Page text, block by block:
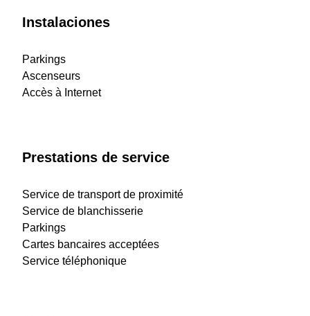
Instalaciones
Parkings
Ascenseurs
Accès à Internet
Prestations de service
Service de transport de proximité
Service de blanchisserie
Parkings
Cartes bancaires acceptées
Service téléphonique